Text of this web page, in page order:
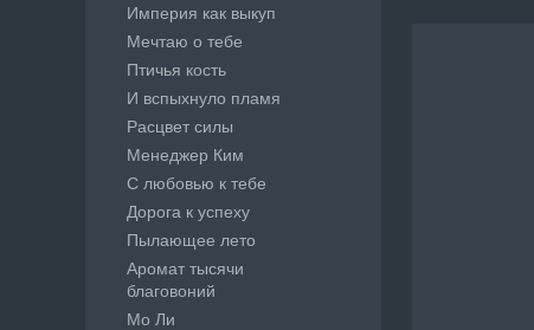
Империя как выкуп
Мечтаю о тебе
Птичья кость
И вспыхнуло пламя
Расцвет силы
Менеджер Ким
С любовью к тебе
Дорога к успеху
Пылающее лето
Аромат тысячи
благовоний
Мо Ли